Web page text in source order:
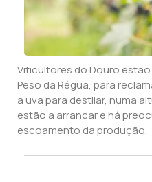
Viticultores do Douro
Peso da Régua, para
a uva para destilar, numa
estão a arrancar e há
escoamento da produção.